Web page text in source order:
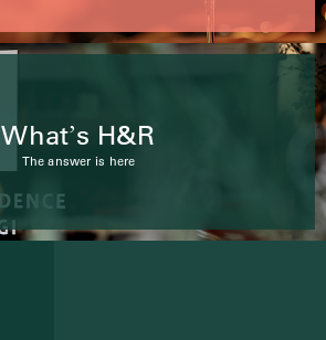
What’s H&R
The answer is here